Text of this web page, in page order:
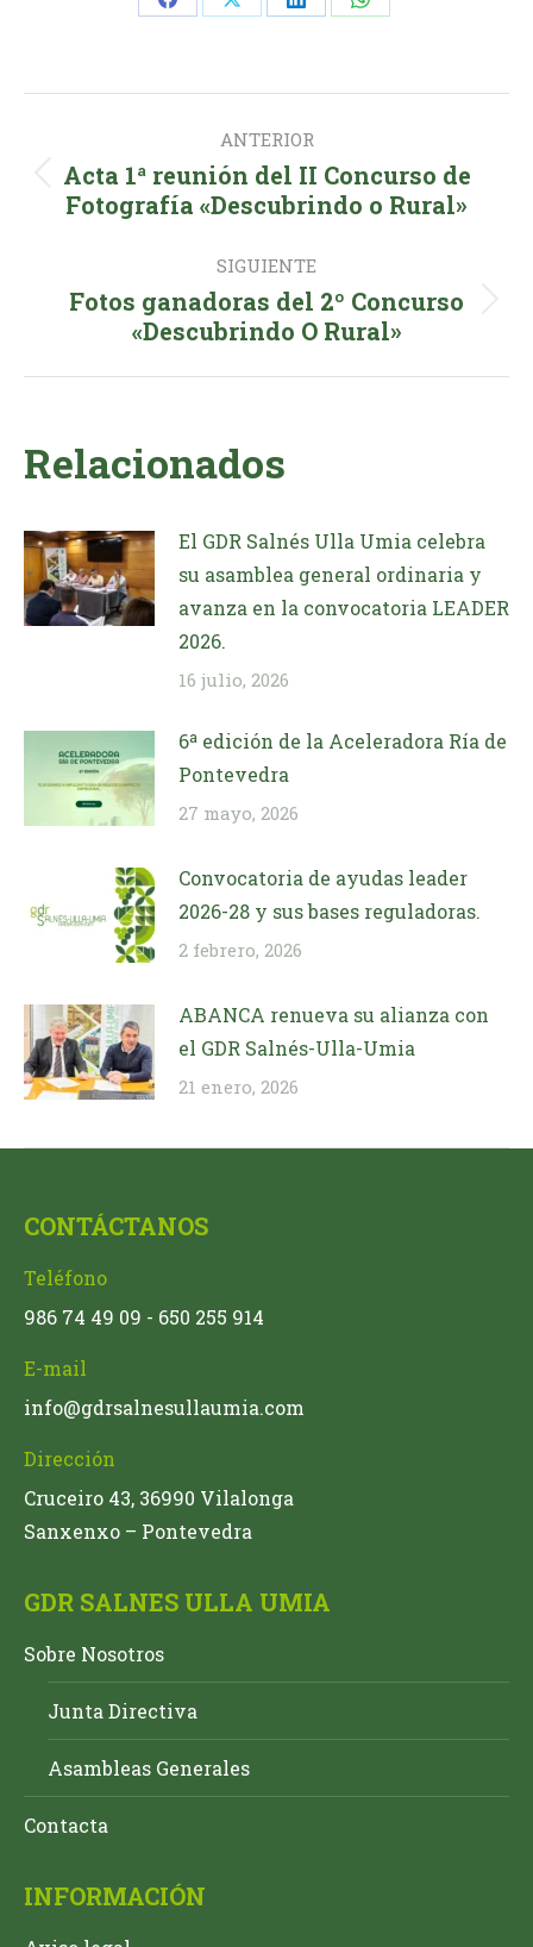
Share Share Share Share
entre
publicaciones
ANTERIOR
Publicación
anterior:
Acta 1ª reunión del II Concurso de
Fotografía «Descubrindo o Rural»
SIGUIENTE
Publicación
siguiente:
Fotos ganadoras del 2º Concurso
«Descubrindo O Rural»
Relacionados
El GDR Salnés Ulla Umia celebra
su asamblea general ordinaria y
avanza en la convocatoria LEADER
2026.
16 julio, 2026
6ª edición de la Aceleradora Ría de
Pontevedra
27 mayo, 2026
Convocatoria de ayudas leader
2026-28 y sus bases reguladoras.
2 febrero, 2026
ABANCA renueva su alianza con
el GDR Salnés-Ulla-Umia
21 enero, 2026
CONTÁCTANOS
Teléfono
986 74 49 09 - 650 255 914
E-mail
info@gdrsalnesullaumia.com
Dirección
Cruceiro 43, 36990 Vilalonga
Sanxenxo – Pontevedra
GDR SALNES ULLA UMIA
Sobre Nosotros
Junta Directiva
Asambleas Generales
Contacta
INFORMACIÓN